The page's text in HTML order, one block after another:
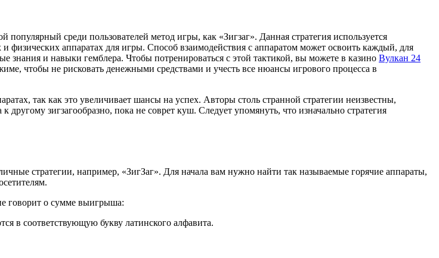
популярный среди пользователей метод игры, как «Зигзаг». Данная стратегия используется
физических аппаратах для игры. Способ взаимодействия с аппаратом может освоить каждый, для
знания и навыки гемблера. Чтобы потренироваться с этой тактикой, вы можете в казино Вулкан 24
чтобы не рисковать денежными средствами и учесть все нюансы игрового процесса в
так как это увеличивает шансы на успех. Авторы столь странной стратегии неизвестны,
зигзагообразно, пока не соврет куш. Следует упомянуть, что изначально стратегия
стратегии, например, «ЗигЗаг». Для начала вам нужно найти так называемые горячие аппараты,
говорит о сумме выигрыша:
в соответствующую букву латинского алфавита.